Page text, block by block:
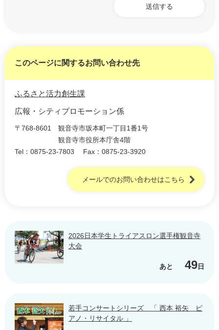
このページに関するお問い合わせ先
ふるさと活力創生課
広報・シティプロモーション係
〒768-8601
観音寺市坂本町一丁目1番1号
観音寺市役所本庁舎4階
Tel：0875-23-7803
Fax：0875-23-3920
メールでのお問い合わせはこちら
2026日本学生トライアスロン選手権観音寺
大会
あと 49日
若手コンサートシリーズ 「 西本 裕矢 ピ
アノ・リサイタル 」